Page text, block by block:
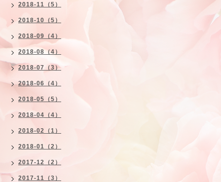
2018-11（5）
2018-10（5）
2018-09（4）
2018-08（4）
2018-07（3）
2018-06（4）
2018-05（5）
2018-04（4）
2018-02（1）
2018-01（2）
2017-12（2）
2017-11（3）